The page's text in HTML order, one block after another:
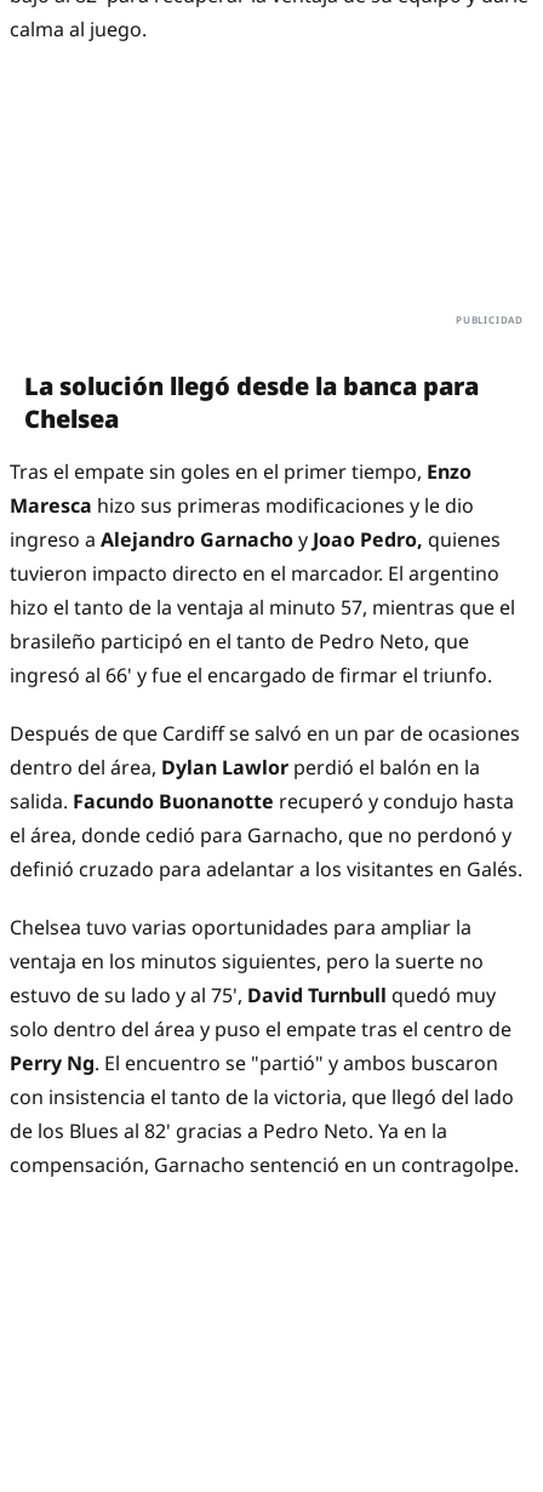
calma al juego.
La solución llegó desde la banca para
Chelsea
Tras el empate sin goles en el primer tiempo, Enzo
Maresca hizo sus primeras modificaciones y le dio
ingreso a Alejandro Garnachoy Joao Pedro, quienes
tuvieron impacto directo en el marcador. El argentino
hizo el tanto de la ventaja al minuto 57, mientras que el
brasileño participó en el tanto de Pedro Neto, que
ingresó al 66' y fue el encargado de firmar el triunfo.
Después de que Cardiff se salvó en un par de ocasiones
dentro del área, Dylan Lawlor perdió el balón en la
salida. Facundo Buonanotte recuperó y condujo hasta
el área, donde cedió para Garnacho, que no perdonó y
definió cruzado para adelantar a los visitantes en Galés.
Chelsea tuvo varias oportunidades para ampliar la
ventaja en los minutos siguientes, pero la suerte no
estuvo de su lado y al 75', David Turnbull quedó muy
solo dentro del área y puso el empate tras el centro de
Perry Ng. El encuentro se "partió" y ambos buscaron
con insistencia el tanto de la victoria, que llegó del lado
de los Blues al 82' gracias a Pedro Neto. Ya en la
compensación, Garnacho sentenció en un contragolpe.